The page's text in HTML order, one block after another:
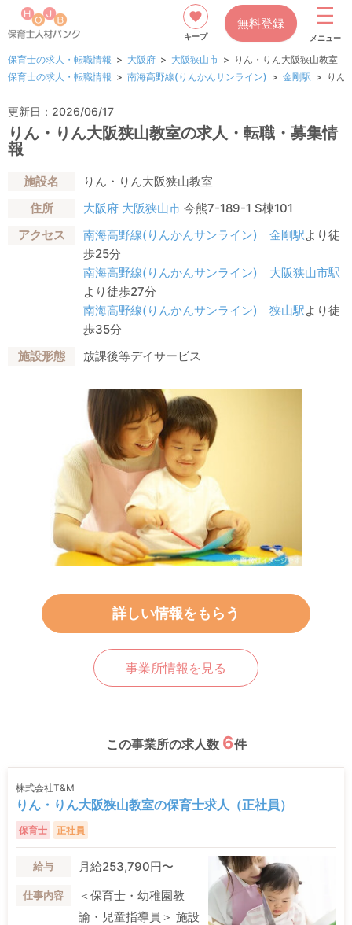
キープ
無料登録
メニュー
保育士の求人・転職情報 大阪府 大阪狭山市
りん・りん大阪狭山教室
保育士の求人・転職情報
南海高野線(りんかんサンライン) 金剛駅 りん
更新日：2026/06/17
りん・りん大阪狭山教室の求人・転職・募集情
報
施設名
りん・りん大阪狭山教室
住所
大阪府 大阪狭山市今熊7-189-1 S棟101
アクセス
南海高野線(りんかんサンライン) 金剛駅より徒
歩25分
南海高野線(りんかんサンライン)
大阪狭山市駅
より徒歩27分
南海高野線(りんかんサンライン)
狭山駅より徒
歩35分
施設形態
放課後等デイサービス
詳しい情報をもらう
事業所情報を見る
この事業所の求人数 6件
株式会社T&M
りん・りん大阪狭山教室の保育士求人（正社員）
保育士 正社員
給与 月給253,790円〜
仕事内容
＜保育士・幼稚園教
諭・児童指導員＞ 施設